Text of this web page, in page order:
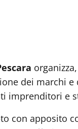
dei marchi
imprenditori e
con apposito